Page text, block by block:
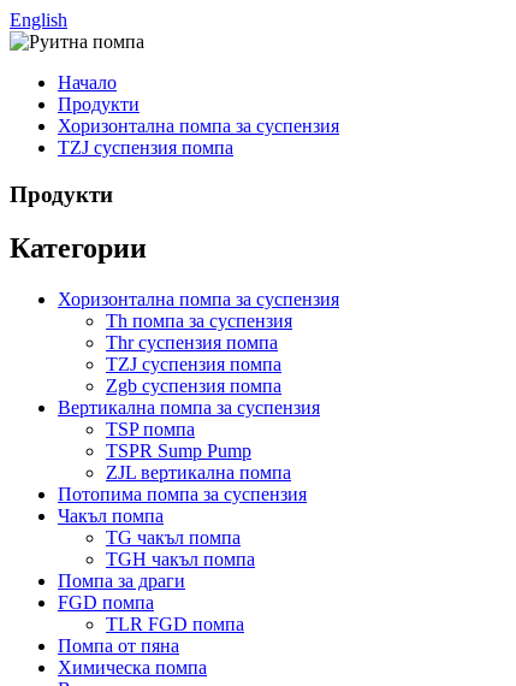
English
Начало
Продукти
Хоризонтална помпа за суспензия
TZJ суспензия помпа
Продукти
Категории
Хоризонтална помпа за суспензия
Th помпа за суспензия
Thr суспензия помпа
TZJ суспензия помпа
Zgb суспензия помпа
Вертикална помпа за суспензия
TSP помпа
TSPR Sump Pump
ZJL вертикална помпа
Потопима помпа за суспензия
Чакъл помпа
TG чакъл помпа
TGH чакъл помпа
Помпа за драги
FGD помпа
TLR FGD помпа
Помпа от пяна
Химическа помпа